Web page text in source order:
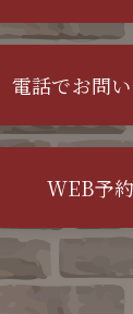
電話でお問
WEB予約